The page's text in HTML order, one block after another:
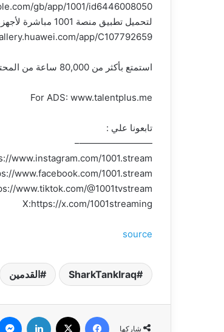
gb/app/1001/id6446008050
لتحميل تطبيق منصة 1001 مباشرة لأجهزة هواوي :
app/C107792659
استمتع بأكثر من 80,000 ساعة من المحتوى الترفيهي والرياضي من المباريات الحية إلى الأفلام والمسلسلات، كل هذا في مكان واحد. اكتشف عالم 1001 الآن
For ADS: www.talentplus.me
تابعونا علي :
————————–
www.instagram.com/1001.stream/
www.facebook.com/1001.stream
www.tiktok.com/@1001tvstream
X:https://x.com/1001streaming
source
SharkTankIraq القدمين
شاركها
فيسبوك لينكدإن